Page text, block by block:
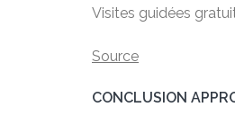
Visites guidées
Source
CONCLUSION